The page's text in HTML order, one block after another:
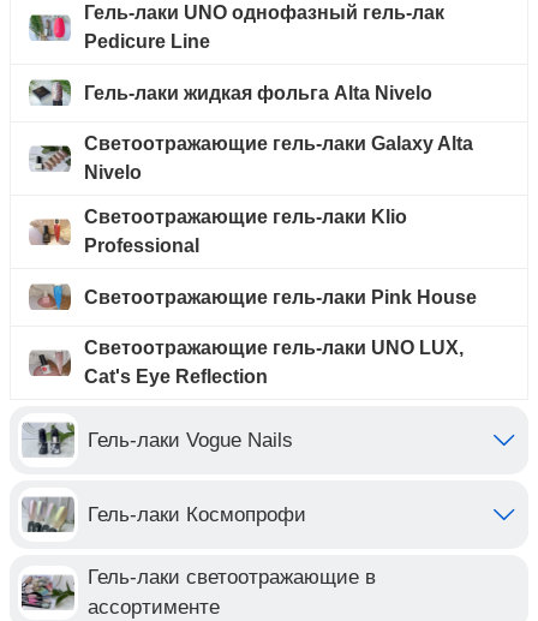
Гель-лаки UNO однофазный гель-лак
Pedicure Line
Гель-лаки жидкая фольга Alta Nivelo
Светоотражающие гель-лаки Galaxy Alta
Nivelo
Светоотражающие гель-лаки Klio
Professional
Светоотражающие гель-лаки Pink House
Светоотражающие гель-лаки UNO LUX,
Cat's Eye Reflection
Гель-лаки Vogue Nails
Гель-лаки Космопрофи
Гель-лаки светоотражающие в
ассортименте